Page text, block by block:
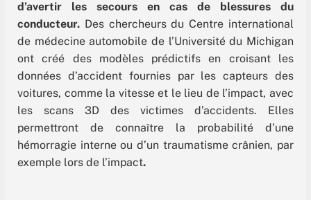
d’avertir les secours en cas de blessures du
conducteur. Des chercheurs du Centre international
de médecine automobile de l’Université du Michigan
ont créé des modèles prédictifs en croisant les
données d’accident fournies par les capteurs des
voitures, comme la vitesse et le lieu de l’impact, avec
les scans 3D des victimes d’accidents. Elles
permettront de connaître la probabilité d’une
hémorragie interne ou d’un traumatisme crânien, par
exemple lors de l’impact.